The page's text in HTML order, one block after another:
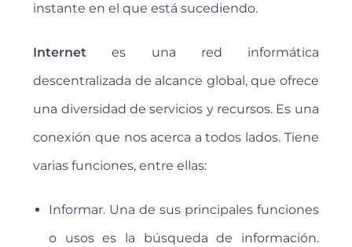
instante en el que está sucediendo.
Internet es una red informática
descentralizada de alcance global, que ofrece
una diversidad de servicios y recursos. Es una
conexión que nos acerca a todos lados. Tiene
varias funciones, entre ellas:
Informar. Una de sus principales funciones
o usos es la búsqueda de información.